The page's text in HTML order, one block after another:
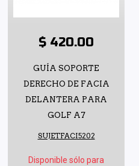
$ 420.00
GUÍA SOPORTE
DERECHO DE FACIA
DELANTERA PARA
GOLF A7
SUJETFACI5202
Disponible sólo para